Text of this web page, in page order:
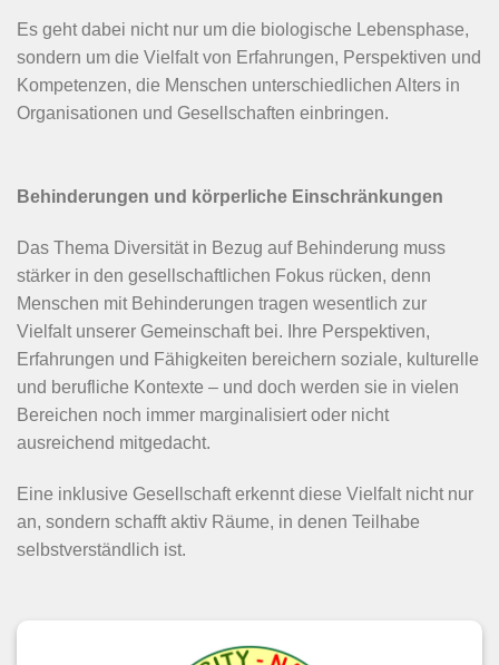
Es geht dabei nicht nur um die biologische Lebensphase,
sondern um die Vielfalt von Erfahrungen, Perspektiven und
Kompetenzen, die Menschen unterschiedlichen Alters in
Organisationen und Gesellschaften einbringen.
Behinderungen und körperliche Einschränkungen
Das Thema Diversität in Bezug auf Behinderung muss
stärker in den gesellschaftlichen Fokus rücken, denn
Menschen mit Behinderungen tragen wesentlich zur
Vielfalt unserer Gemeinschaft bei. Ihre Perspektiven,
Erfahrungen und Fähigkeiten bereichern soziale, kulturelle
und berufliche Kontexte – und doch werden sie in vielen
Bereichen noch immer marginalisiert oder nicht
ausreichend mitgedacht.
Eine inklusive Gesellschaft erkennt diese Vielfalt nicht nur
an, sondern schafft aktiv Räume, in denen Teilhabe
selbstverständlich ist.